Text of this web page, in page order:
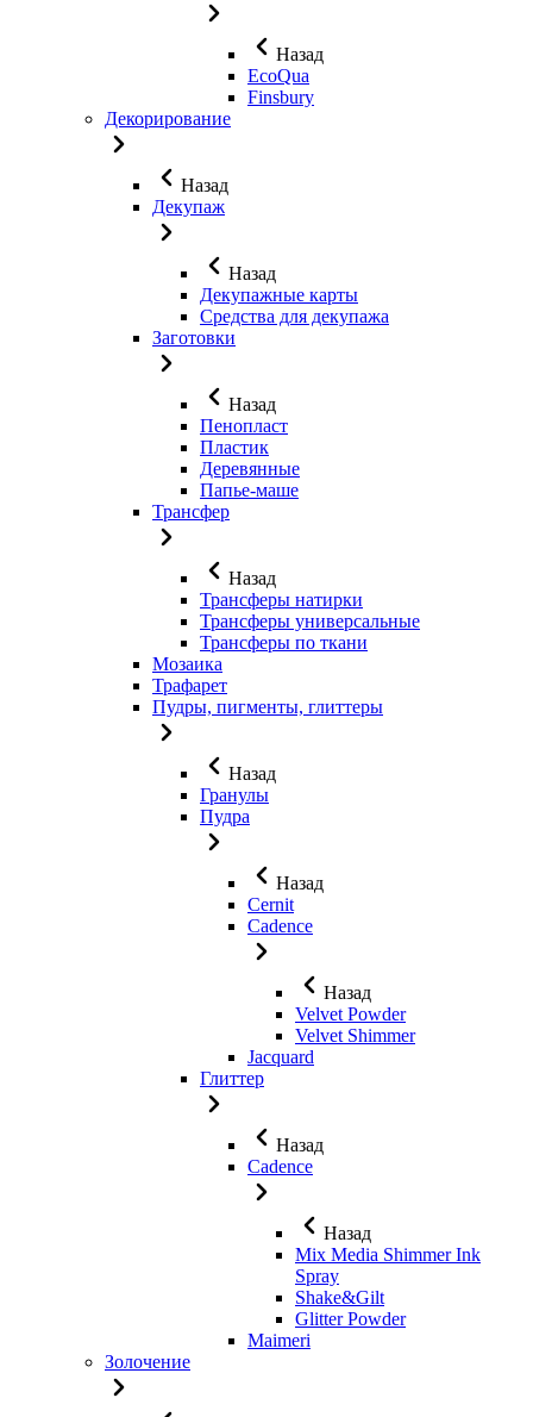
Назад
EcoQua
Finsbury
Декорирование
Назад
Декупаж
Назад
Декупажные карты
Средства для декупажа
Заготовки
Назад
Пенопласт
Пластик
Деревянные
Папье-маше
Трансфер
Назад
Трансферы натирки
Трансферы универсальные
Трансферы по ткани
Мозаика
Трафарет
Пудры, пигменты, глиттеры
Назад
Гранулы
Пудра
Назад
Cernit
Cadence
Назад
Velvet Powder
Velvet Shimmer
Jaсquard
Глиттер
Назад
Cadence
Назад
Mix Media Shimmer Ink
Spray
Shake&Gilt
Glitter Powder
Maimeri
Золочение